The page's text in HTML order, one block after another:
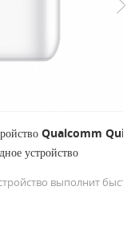
Qualcomm Quick
100 В - 240 В, ЛИТО USB зарядное устройство выполнит быструю и эффективную зарядку, автоматически обнаружит ваши устройства для обеспечения оптимальной скорости зарядки и обеспечит высокую скорость зарядки для вашего мобильного телефона, чтобы сэкономить больше времени.